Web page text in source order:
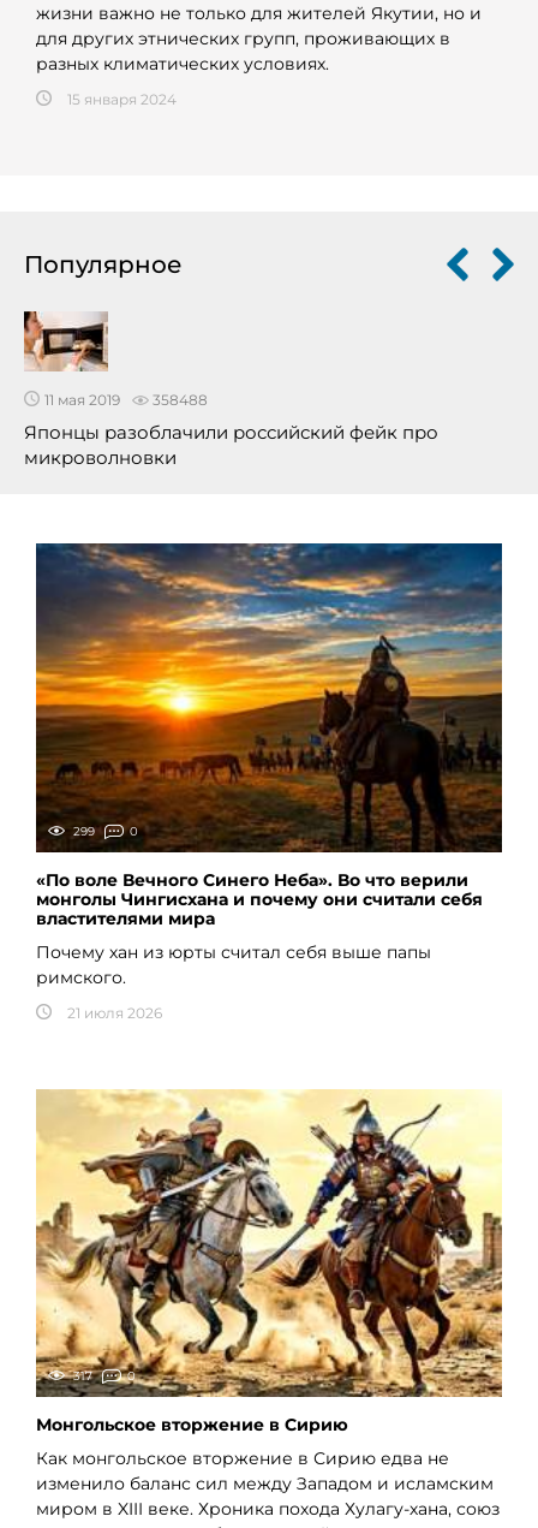
жизни важно не только для жителей Якутии, но и
для других этнических групп, проживающих в
разных климатических условиях.
15 января 2024
Популярное
11 мая 2019 358488
Японцы разоблачили российский фейк про
микроволновки
299 0
«По воле Вечного Синего Неба». Во что верили
монголы Чингисхана и почему они считали себя
властителями мира
Почему хан из юрты считал себя выше папы
римского.
21 июля 2026
317 0
Монгольское вторжение в Сирию
Как монгольское вторжение в Сирию едва не
изменило баланс сил между Западом и исламским
миром в XIII веке. Хроника похода Хулагу-хана, союз